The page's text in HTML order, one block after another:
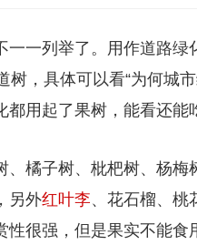
一列举了。用作道路
，具体可以看“为何城
用起了果树，能看还能
橘子树、枇杷树、杨
另外红叶李、花石榴、桃
很强，但是果实不能食